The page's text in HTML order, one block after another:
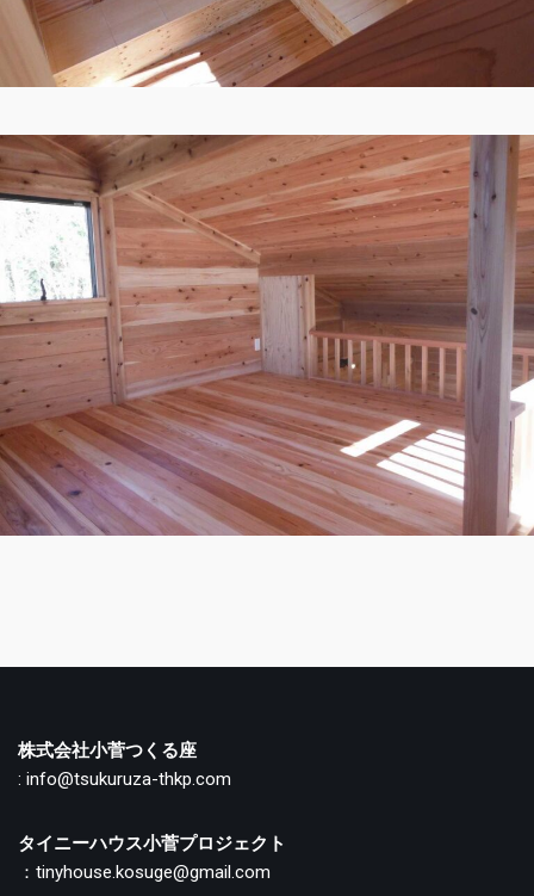
株式会社小菅つくる座
: info@tsukuruza-thkp.com
タイニーハウス小菅プロジェクト
：tinyhouse.kosuge@gmail.com